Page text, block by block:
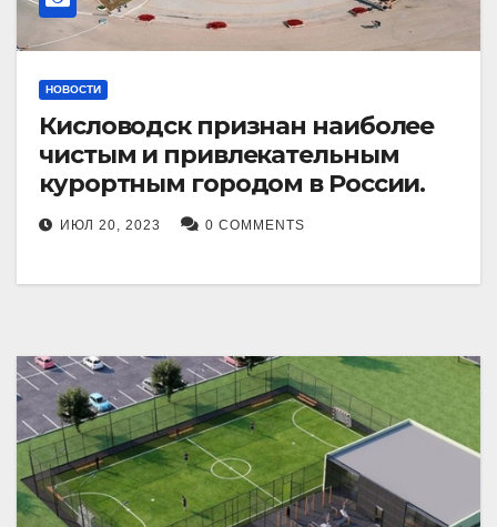
НОВОСТИ
Кисловодск признан наиболее
чистым и привлекательным
курортным городом в России.
ИЮЛ 20, 2023 0 COMMENTS